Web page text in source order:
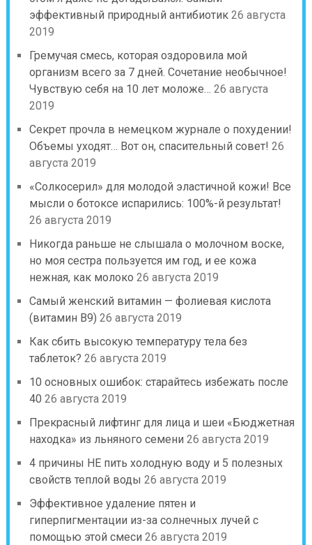
эффективный природный антибиотик 26 августа
2019
Гремучая смесь, которая оздоровила мой
организм всего за 7 дней. Сочетание необычное!
Чувствую себя на 10 лет моложе… 26 августа
2019
Секрет прочла в немецком журнале о похудении!
Объемы уходят… Вот он, спасительный совет! 26
августа 2019
«Солкосерил» для молодой эластичной кожи! Все
мысли о ботоксе испарились: 100%-й результат!
26 августа 2019
Никогда раньше не слышала о молочном воске,
но моя сестра пользуется им год, и ее кожа
нежная, как молоко 26 августа 2019
Самый женский витамин — фолиевая кислота
(витамин В9) 26 августа 2019
Как сбить высокую температуру тела без
таблеток? 26 августа 2019
10 основных ошибок: старайтесь избежать после
40 26 августа 2019
Прекрасный лифтинг для лица и шеи «Бюджетная
находка» из льняного семени 26 августа 2019
4 причины НЕ пить холодную воду и 5 полезных
свойств теплой воды 26 августа 2019
Эффективное удаление пятен и
гиперпигментации из-за солнечных лучей с
помощью этой смеси 26 августа 2019